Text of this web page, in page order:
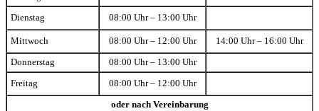
Dienstag 08:00 Uhr – 13:00 Uhr
Mittwoch 08:00 Uhr – 12:00 Uhr 14:00 Uhr – 16:00 Uhr
Donnerstag 08:00 Uhr – 13:00 Uhr
Freitag 08:00 Uhr – 12:00 Uhr
oder nach Vereinbarung